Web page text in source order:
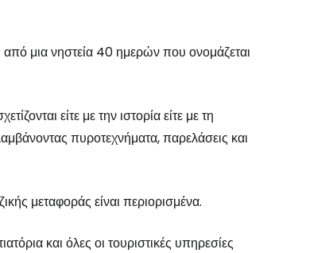
από μια νηστεία 40 ημερών που ονομάζεται
είτε με την ιστορία είτε με τη
πυροτεχνήματα, παρελάσεις και
μεταφοράς είναι περιορισμένα.
και όλες οι τουριστικές υπηρεσίες